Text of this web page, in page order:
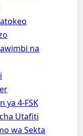
na
ya 4-FSK
Utafiti
wa Sekta